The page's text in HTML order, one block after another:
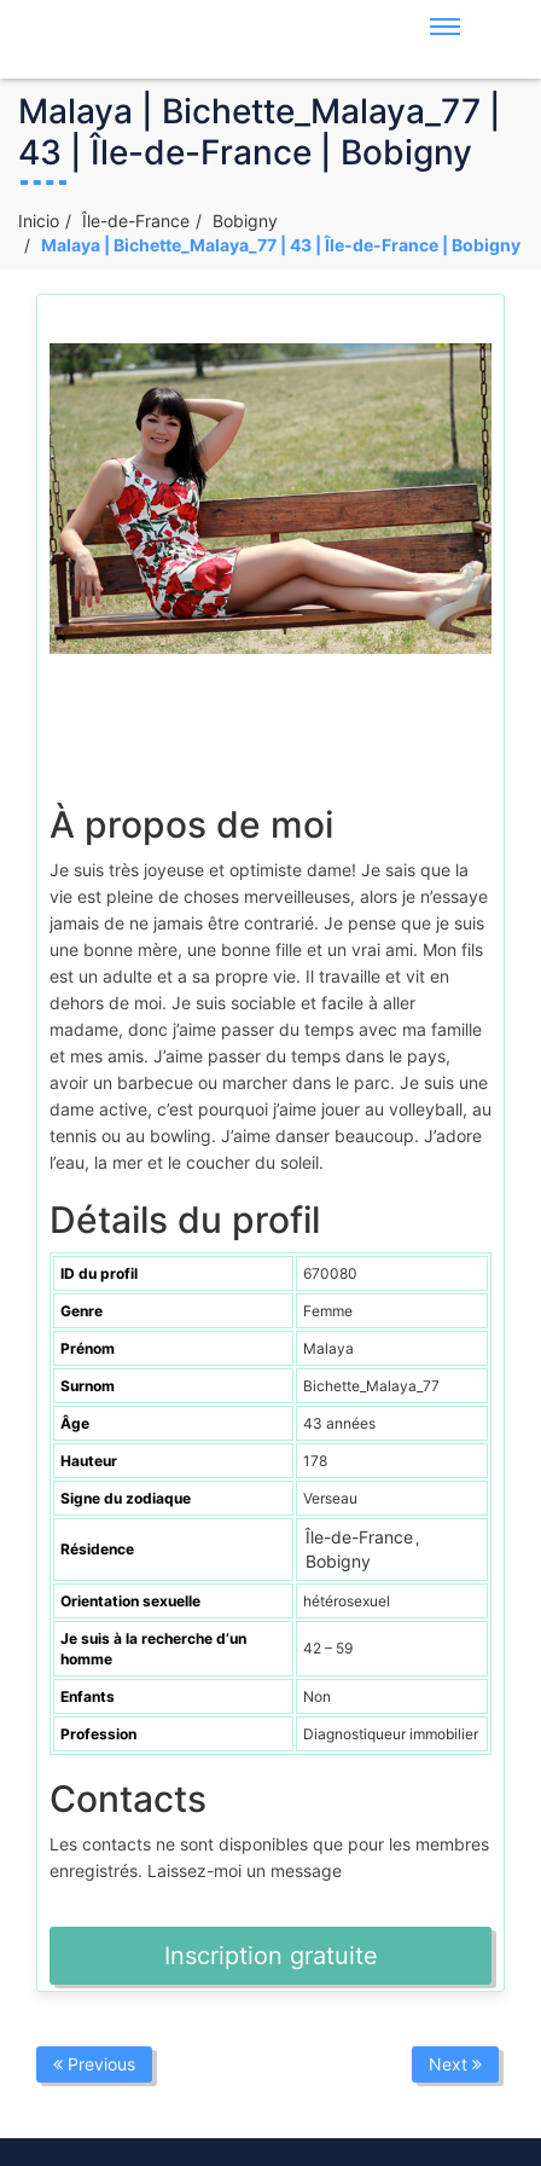
Malaya | Bichette_Malaya_77 |
43 | Île-de-France | Bobigny
Inicio Île-de-France
Bobigny
Malaya | Bichette_Malaya_77 | 43 | Île-de-France | Bobigny
À propos de moi
Je suis très joyeuse et optimiste dame! Je sais que la
vie est pleine de choses merveilleuses, alors je n’essaye
jamais de ne jamais être contrarié. Je pense que je suis
une bonne mère, une bonne fille et un vrai ami. Mon fils
est un adulte et a sa propre vie. Il travaille et vit en
dehors de moi. Je suis sociable et facile à aller
madame, donc j’aime passer du temps avec ma famille
et mes amis. J’aime passer du temps dans le pays,
avoir un barbecue ou marcher dans le parc. Je suis une
dame active, c’est pourquoi j’aime jouer au volleyball, au
tennis ou au bowling. J’aime danser beaucoup. J’adore
l’eau, la mer et le coucher du soleil.
Détails du profil
ID du profil 670080
Genre Femme
Prénom Malaya
Surnom Bichette_Malaya_77
Âge 43 années
Hauteur 178
Signe du zodiaque Verseau
Résidence
Île-de-France ,
Bobigny
Orientation sexuelle hétérosexuel
Je suis à la recherche d’un
homme
42 – 59
Enfants Non
Profession Diagnostiqueur immobilier
Contacts
Les contacts ne sont disponibles que pour les membres
enregistrés. Laissez-moi un message
Inscription gratuite
Previous Next